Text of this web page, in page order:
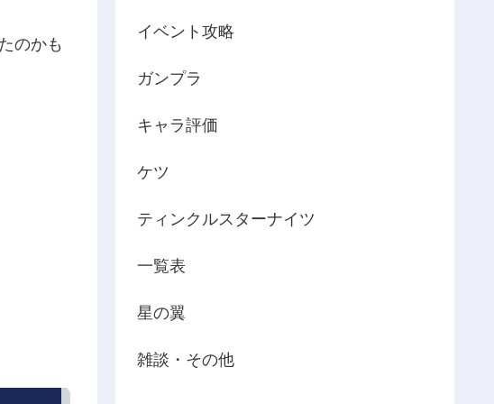
のかも
イベント攻略
ガンプラ
キャラ評価
ケツ
ティンクルスターナイツ
一覧表
星の翼
雑談・その他